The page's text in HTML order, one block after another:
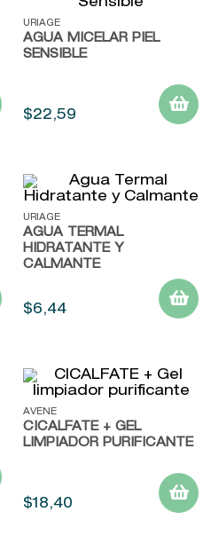
URIAGE
AGUA MICELAR PIEL
SENSIBLE
$22,59
URIAGE
AGUA TERMAL
HIDRATANTE Y
CALMANTE
$6,44
AVENE
CICALFATE + GEL
LIMPIADOR PURIFICANTE
$18,40